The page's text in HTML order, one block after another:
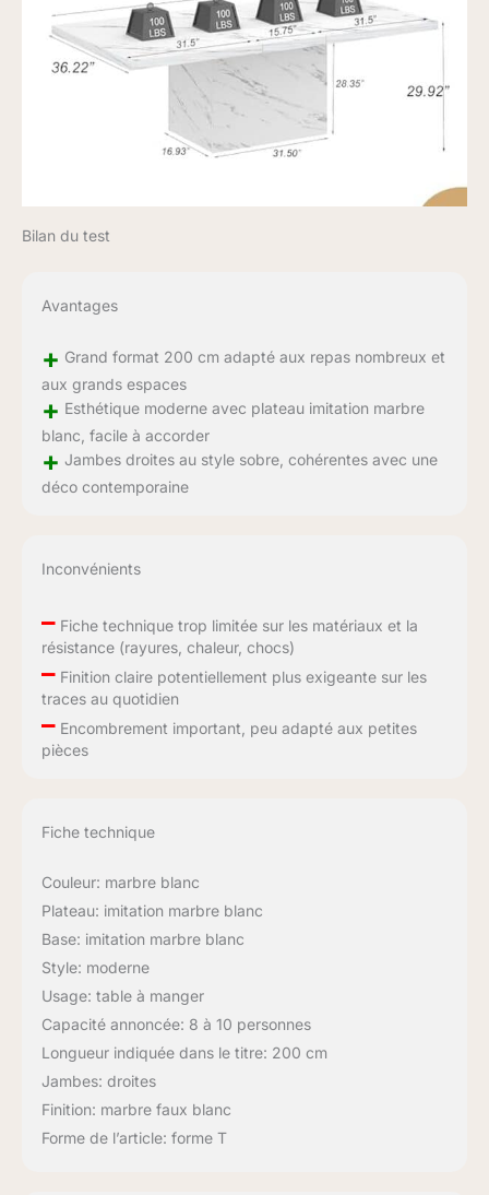
Bilan du test
Avantages
+ Grand format 200 cm adapté aux repas nombreux et
aux grands espaces
+ Esthétique moderne avec plateau imitation marbre
blanc, facile à accorder
+ Jambes droites au style sobre, cohérentes avec une
déco contemporaine
Inconvénients
–Fiche technique trop limitée sur les matériaux et la
résistance (rayures, chaleur, chocs)
–Finition claire potentiellement plus exigeante sur les
traces au quotidien
–Encombrement important, peu adapté aux petites
pièces
Fiche technique
Couleur: marbre blanc
Plateau: imitation marbre blanc
Base: imitation marbre blanc
Style: moderne
Usage: table à manger
Capacité annoncée: 8 à 10 personnes
Longueur indiquée dans le titre: 200 cm
Jambes: droites
Finition: marbre faux blanc
Forme de l’article: forme T